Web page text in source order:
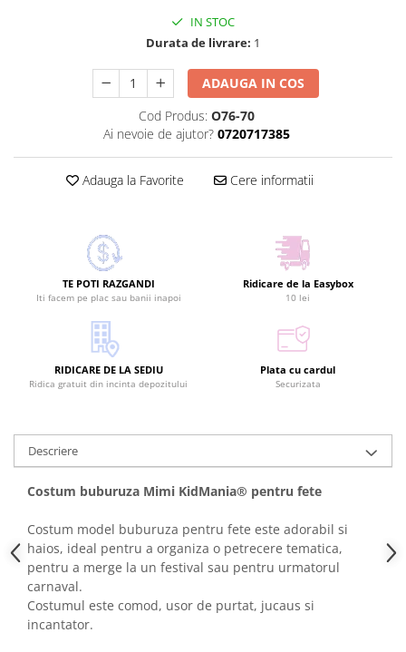
IN STOC
Durata de livrare: 1
ADAUGA IN COS
Cod Produs: O76-70
Ai nevoie de ajutor? 0720717385
Adauga la Favorite Cere informatii
TE POTI RAZGANDI
Iti facem pe plac sau banii inapoi
Ridicare de la Easybox
10 lei
RIDICARE DE LA SEDIU
Ridica gratuit din incinta depozitului
Plata cu cardul
Securizata
Descriere
Costum buburuza Mimi KidMania® pentru fete
Costum model buburuza pentru fete este adorabil si
haios, ideal pentru a organiza o petrecere tematica,
pentru a merge la un festival sau pentru urmatorul
carnaval.
Costumul este comod, usor de purtat, jucaus si
incantator.